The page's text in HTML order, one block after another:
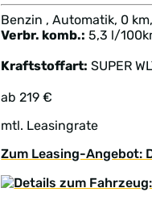
Benzin , Automatik, 0
Verbr. komb.: 5,3 l/
Kraftstoffart: SUPER
ab 219 €
mtl. Leasingrate
Zum Leasing-Angebot: